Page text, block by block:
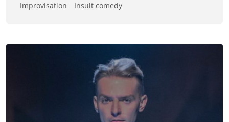
Improvisation
Insult comedy